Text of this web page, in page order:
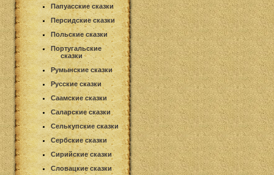
Папуасские сказки
Персидские сказки
Польские сказки
Португальские
сказки
Румынские сказки
Русские сказки
Саамские сказки
Саларские сказки
Селькупские сказки
Сербские сказки
Сирийские сказки
Словацкие сказки